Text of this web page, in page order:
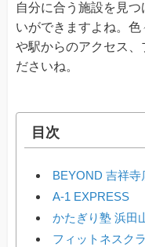
自分に合う施設を見
いができますよね。
や駅からのアクセス、
ださいね。
目次
BEYOND 吉祥寺
A-1 EXPRESS
かたぎり塾 浜田
フィットネスク